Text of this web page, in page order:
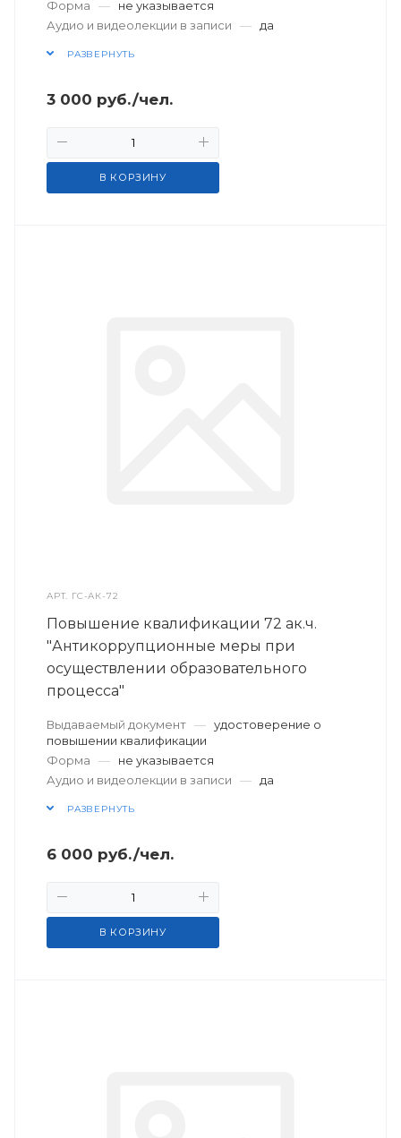
Форма —
не указывается
Аудио и видеолекции в записи
— да
РАЗВЕРНУТЬ
3 000 руб./чел.
В КОРЗИНУ
АРТ. ГС-АК-72
Повышение квалификации 72 ак.ч.
"Антикоррупционные меры при
осуществлении образовательного
процесса"
Выдаваемый документ — удостоверение о
повышении квалификации
Форма
—
не указывается
Аудио и видеолекции в записи
— да
РАЗВЕРНУТЬ
6 000 руб./чел.
В КОРЗИНУ